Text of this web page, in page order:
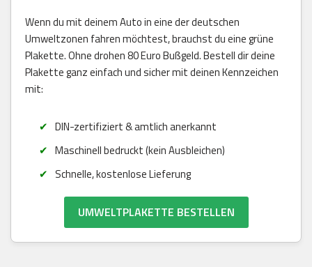
Wenn du mit deinem Auto in eine der deutschen
Umweltzonen fahren möchtest, brauchst du eine grüne
Plakette. Ohne drohen 80 Euro Bußgeld. Bestell dir deine
Plakette ganz einfach und sicher mit deinen Kennzeichen
mit:
DIN-zertifiziert & amtlich anerkannt
Maschinell bedruckt (kein Ausbleichen)
Schnelle, kostenlose Lieferung
UMWELTPLAKETTE BESTELLEN